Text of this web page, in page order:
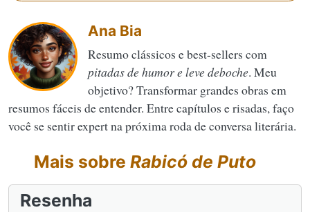
Ana Bia
Resumo clássicos e best-sellers com
pitadas de humor e leve deboche. Meu
objetivo? Transformar grandes obras em
resumos fáceis de entender. Entre capítulos e risadas, faço
você se sentir expert na próxima roda de conversa literária.
Mais sobre Rabicó de Puto
Resenha